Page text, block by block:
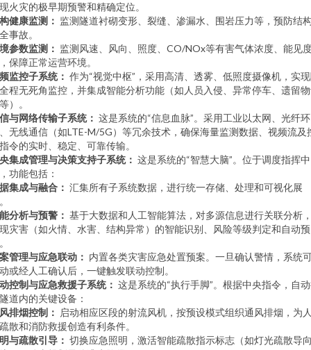
火灾的极早期预警和精确定位。
健康监测： 监测隧道衬砌变形、裂缝、渗漏水、围岩压力等，预防结
事故。
参数监测： 监测风速、风向、照度、CO/NOx等有害气体浓度、能见
保障正常运营环境。
监控子系统： 作为“视觉中枢”，采用高清、透雾、低照度摄像机，实
程无死角监控，并集成智能分析功能（如人员入侵、异常停车、遗留
）。
与网络传输子系统： 这是系统的“信息血脉”。采用工业以太网、光纤环
无线通信（如LTE-M/5G）等冗余技术，确保海量监测数据、视频流及
令的实时、稳定、可靠传输。
集成管理与决策支持子系统： 这是系统的“智慧大脑”。位于调度指挥中
功能包括：
集成与融合： 汇集所有子系统数据，进行统一存储、处理和可视化展
分析与预警： 基于大数据和人工智能算法，对多源信息进行关联分析
灾害（如火情、水害、结构异常）的智能识别、风险等级判定和自动预
管理与应急联动： 内置各类灾害应急处置预案。一旦确认警情，系统
或经人工确认后，一键触发联动控制。
控制与应急救援子系统： 这是系统的“执行手脚”。根据中央指令，自
道内的关键设备：
排烟控制： 启动相应区段的射流风机，按预设模式组织通风排烟，为
散和消防救援创造有利条件。
与疏散引导： 切换应急照明，激活智能疏散指示标志（如灯光疏散导